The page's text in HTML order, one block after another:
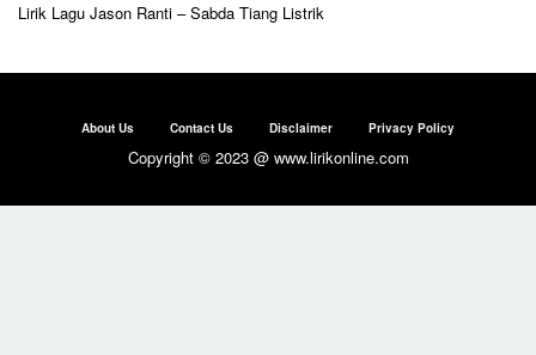
Lirik Lagu Jason Ranti – Sabda Tiang Listrik
About Us Contact Us Disclaimer Privacy Policy
Copyright © 2023 @ www.lirikonline.com